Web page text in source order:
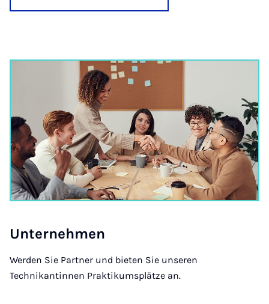
Un­ter­neh­men
Werden Sie Partner und bieten Sie unseren
Technikantinnen Praktikumsplätze an.